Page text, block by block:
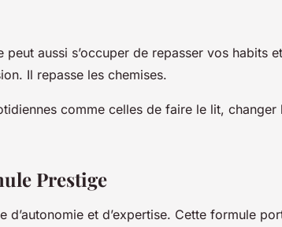
aussi s’occuper de repasser vos habits
Il repasse les chemises.
comme celles de faire le lit, changer
Prestige
et d’expertise. Cette formule